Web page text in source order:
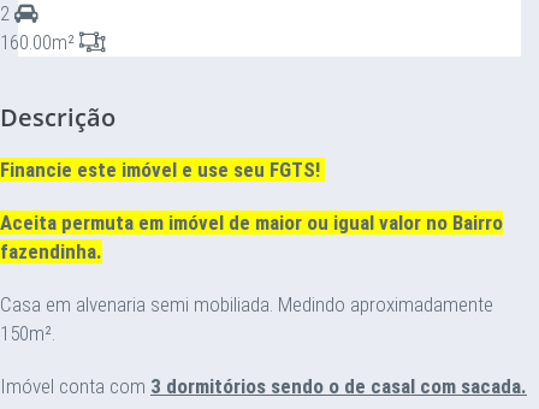
2
160.00m²
Descrição
Financie este imóvel e use seu FGTS!
Aceita permuta em imóvel de maior ou igual valor no Bairro
fazendinha.
Casa em alvenaria semi mobiliada. Medindo aproximadamente
150m².
Imóvel conta com 3 dormitórios sendo o de casal com sacada.